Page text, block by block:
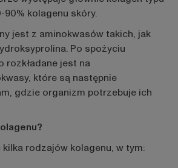
kolagenu skóry.
jest z aminokwasów takich, jak
Po spożyciu
rozkładane jest na
które są następnie
gdzie organizm potrzebuje ich
rodzajów kolagenu, w tym: